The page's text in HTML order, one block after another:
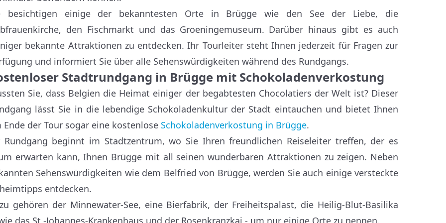
besichtigen einige der bekanntesten Orte in Brügge wie den See der Liebe, die
den Fischmarkt und das Groeningemuseum. Darüber hinaus gibt es auch
bekannte Attraktionen zu entdecken. Ihr Tourleiter steht Ihnen jederzeit für Fragen zur
und informiert Sie über alle Sehenswürdigkeiten während des Rundgangs.
Stadtrundgang in Brügge mit Schokoladenverkostung
Sie, dass Belgien die Heimat einiger der begabtesten Chocolatiers der Welt ist? Dieser
lässt Sie in die lebendige Schokoladenkultur der Stadt eintauchen und bietet Ihnen
Ende der Tour sogar eine kostenlose Schokoladenverkostung in Brügge.
Rundgang beginnt im Stadtzentrum, wo Sie Ihren freundlichen Reiseleiter treffen, der es
erwarten kann, Ihnen Brügge mit all seinen wunderbaren Attraktionen zu zeigen. Neben
Sehenswürdigkeiten wie dem Belfried von Brügge, werden Sie auch einige versteckte
entdecken.
gehören der Minnewater-See, eine Bierfabrik, der Freiheitspalast, die Heilig-Blut-Basilika
das St.-Johannes-Krankenhaus und der Rosenkranzkai - um nur einige Orte zu nennen.